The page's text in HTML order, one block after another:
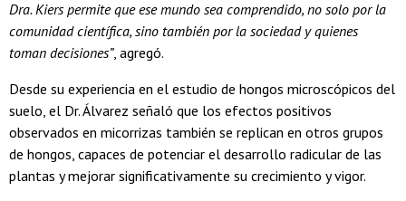
Dra. Kiers permite que ese mundo sea comprendido, no solo por la
comunidad científica, sino también por la sociedad y quienes
toman decisiones”, agregó.
Desde su experiencia en el estudio de hongos microscópicos del
suelo, el Dr. Álvarez señaló que los efectos positivos
observados en micorrizas también se replican en otros grupos
de hongos, capaces de potenciar el desarrollo radicular de las
plantas y mejorar significativamente su crecimiento y vigor.